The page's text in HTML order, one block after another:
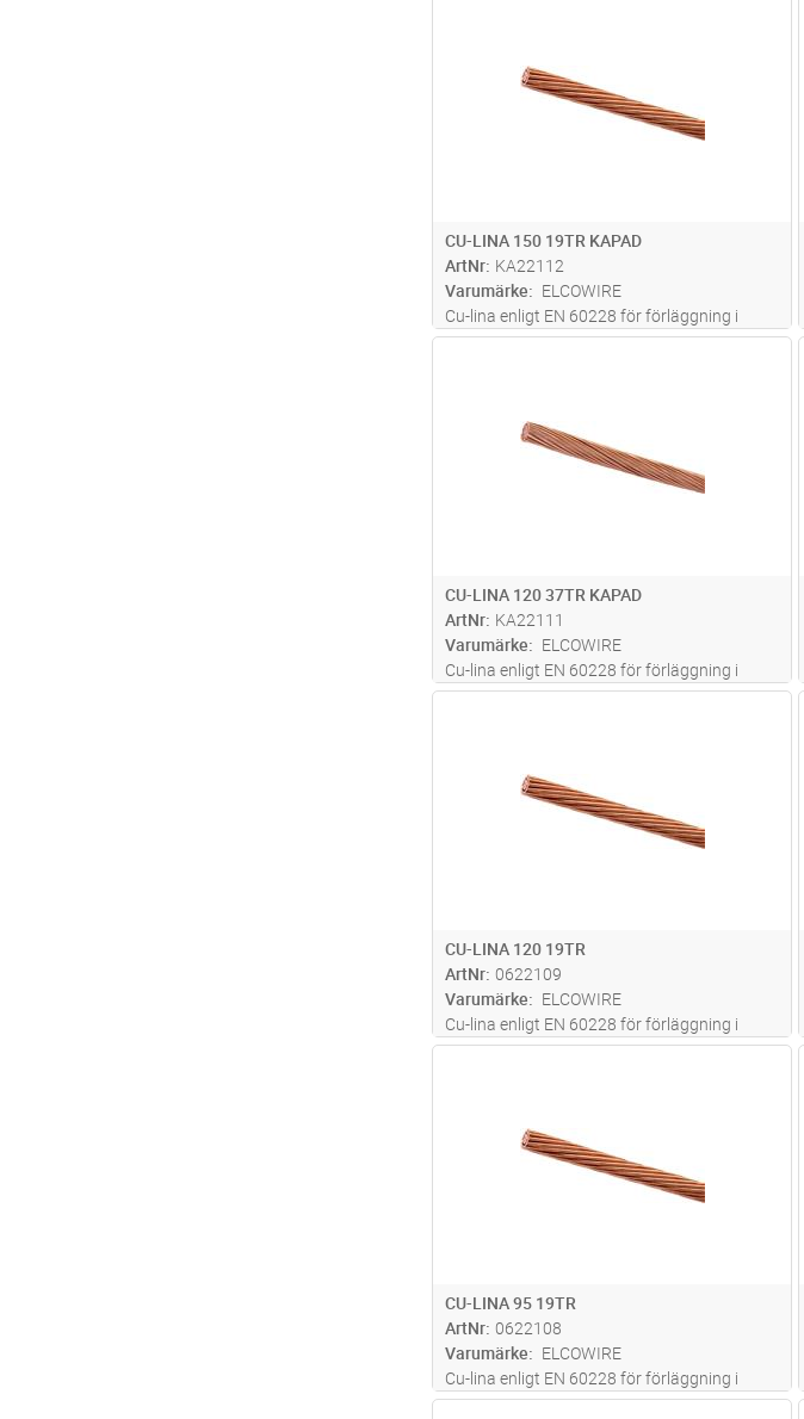
CU-LINA 150 19TR KAPAD
ArtNr KA22112
Varumärke
ELCOWIRE
Cu-lina enligt EN 60228 för förläggning i
mark
CU-LINA 120 37TR KAPAD
ArtNr KA22111
Varumärke
ELCOWIRE
Cu-lina enligt EN 60228 för förläggning i
mark
CU-LINA 120 19TR
ArtNr 0622109
Varumärke
ELCOWIRE
Cu-lina enligt EN 60228 för förläggning i
mark
CU-LINA 95 19TR
ArtNr 0622108
Varumärke
ELCOWIRE
Cu-lina enligt EN 60228 för förläggning i
mark